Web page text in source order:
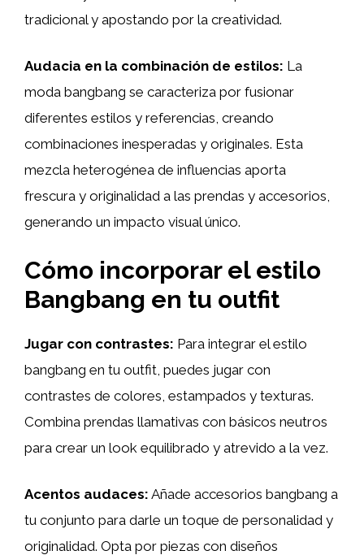
tradicional y apostando por la creatividad.
Audacia en la combinación de estilos: La
moda bangbang se caracteriza por fusionar
diferentes estilos y referencias, creando
combinaciones inesperadas y originales. Esta
mezcla heterogénea de influencias aporta
frescura y originalidad a las prendas y accesorios,
generando un impacto visual único.
Cómo incorporar el estilo
Bangbang en tu outfit
Jugar con contrastes: Para integrar el estilo
bangbang en tu outfit, puedes jugar con
contrastes de colores, estampados y texturas.
Combina prendas llamativas con básicos neutros
para crear un look equilibrado y atrevido a la vez.
Acentos audaces: Añade accesorios bangbang a
tu conjunto para darle un toque de personalidad y
originalidad. Opta por piezas con diseños